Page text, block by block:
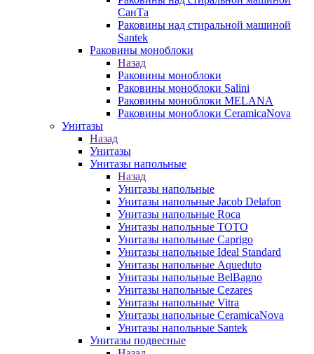
СанТа
Раковины над стиральной машиной
Santek
Раковины моноблоки
Назад
Раковины моноблоки
Раковины моноблоки Salini
Раковины моноблоки MELANA
Раковины моноблоки CeramicaNova
Унитазы
Назад
Унитазы
Унитазы напольные
Назад
Унитазы напольные
Унитазы напольные Jacob Delafon
Унитазы напольные Roca
Унитазы напольные TOTO
Унитазы напольные Caprigo
Унитазы напольные Ideal Standard
Унитазы напольные Aqueduto
Унитазы напольные BelBagno
Унитазы напольные Cezares
Унитазы напольные Vitra
Унитазы напольные CeramicaNova
Унитазы напольные Santek
Унитазы подвесные